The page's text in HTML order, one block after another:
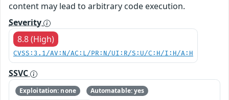
content may lead to arbitrary code execution.
Severity
8.8 (High)
CVSS:3.1/AV:N/AC:L/PR:N/UI:R/S:U/C:H/I:H/A:H
SSVC
Exploitation: none
Automatable: yes